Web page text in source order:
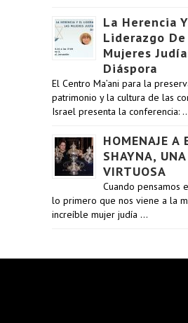
La Herencia
Liderazgo De
Mujeres
Diáspora
El Centro Ma’ani para la
patrimonio y la cultura de las
Israel presenta la conferencia:
HOMENAJE A
SHAYNA,
VIRTUOSA
Cuando pensamos
lo primero que nos viene a la
increíble mujer judía …